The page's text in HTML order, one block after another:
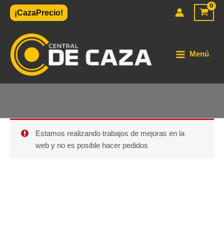
¡CazaPrecio!
Menú
Estamos realizando trabajos de mejoras en la
web y no es posible hacer pedidos